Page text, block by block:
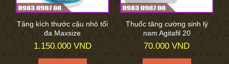
Tăng kích thước cậu nhỏ tối
đa Maxsize
1.150.000 VND
Thuốc tăng cường sinh lý
nam Agitafil 20
70.000 VND